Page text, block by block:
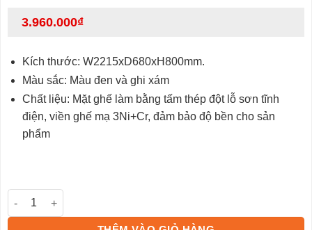
3.960.000₫
Kích thước: W2215xD680xH800mm.
Màu sắc: Màu đen và ghi xám
Chất liệu: Mặt ghế làm bằng tấm thép đột lỗ sơn tĩnh
điện, viền ghế mạ 3Ni+Cr, đảm bảo độ bền cho sản
phẩm
Ghế băng chờ GC01S-4 số lượng